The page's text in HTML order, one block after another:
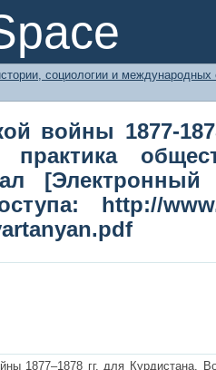
войны 1877-
Научный
http://
социологии и международных
войны 1877-
[Электронный
http://
1877–1878 гг. для Курдистана.